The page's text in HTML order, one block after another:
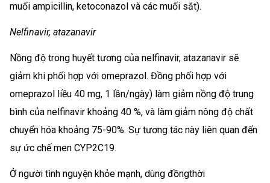
muối ampicillin, ketoconazol và các muối sắt).
Nelfinavir, atazanavir
Nồng độ trong huyết tương của nelfinavir, atazanavir sẽ
giảm khi phối hợp với omeprazol. Đồng phối hợp với
omeprazol liều 40 mg, 1 lần/ngày) làm giảm nồng độ trung
bình của nelfinavir khoảng 40 %, và làm giảm nông độ chất
chuyển hóa khoảng 75-90%. Sự tương tác này liên quan đến
sự ức chế men CYP2C19.
Ở người tình nguyện khỏe mạnh, dùng đồngthời